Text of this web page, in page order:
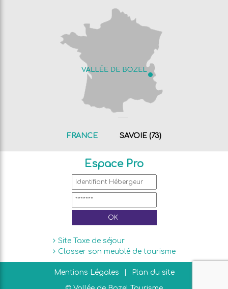
FRANCE SAVOIE (73)
Espace Pro
Site Taxe de séjour
Classer son meublé de tourisme
Mentions Légales Plan du site